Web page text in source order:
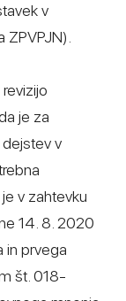
v
je za
v
v zahtevku
14. 8. 2020
in prvega
št. 018-